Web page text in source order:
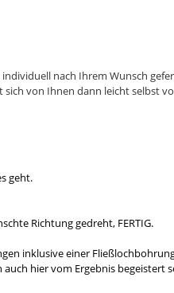
nach Ihrem Wunsch
von Ihnen dann leicht selbst
geht.
Richtung gedreht, FERTIG.
inklusive einer
hier vom Ergebnis begeistert